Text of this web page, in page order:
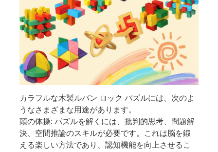
カラフルな木製ルバン ロック パズルには、次のよ
うなさまざまな用途があります。
頭の体操: パズルを解くには、批判的思考、問題解
決、空間推論のスキルが必要です。これは脳を鍛
える楽しい方法であり、認知機能を向上させるこ